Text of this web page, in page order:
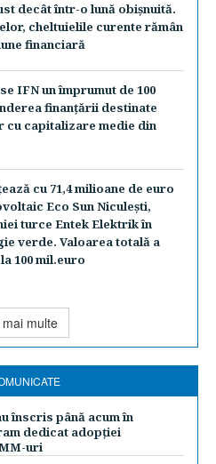
decât într-o lună obişnuită.
cheltuielile curente rămân
financiară
IFN un împrumut de 100
finanţării destinate
capitalizare medie din
cu 71,4 milioane de euro
Eco Sun Niculeşti,
turce Entek Elektrik în
verde. Valoarea totală a
100 mil.euro
multe
înscris până acum în
dedicat adopției
uri